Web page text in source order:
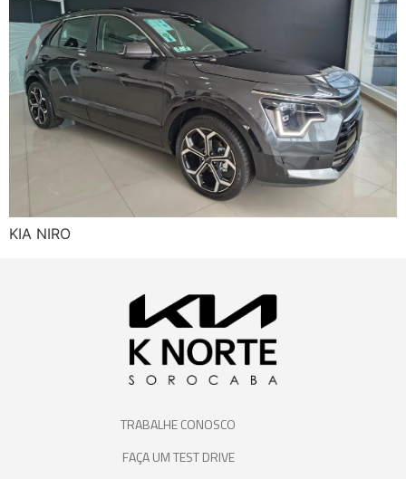
KIA NIRO
TRABALHE CONOSCO
FAÇA UM TEST DRIVE